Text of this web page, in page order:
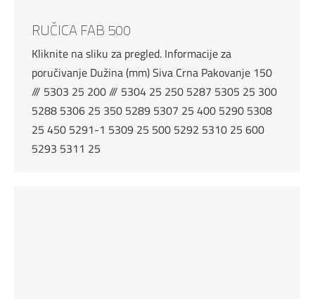
RUČICA FAB 500
Kliknite na sliku za pregled. Informacije za
poručivanje Dužina (mm) Siva Crna Pakovanje 150
/// 5303 25 200 /// 5304 25 250 5287 5305 25 300
5288 5306 25 350 5289 5307 25 400 5290 5308
25 450 5291-1 5309 25 500 5292 5310 25 600
5293 5311 25